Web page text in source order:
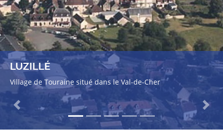
LUZILLÉ
Village de Touraine situé dans le Val-de-Cher
Previous Next